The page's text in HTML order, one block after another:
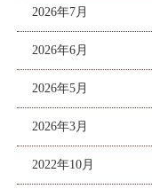
2026年7月
2026年6月
2026年5月
2026年3月
2022年10月